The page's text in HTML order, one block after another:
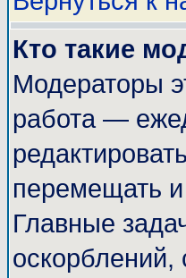
Кто такие
Модераторы
работа —
перемещать
Главные
оскорблений,